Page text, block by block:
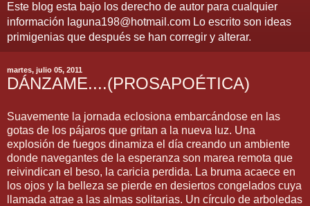
Este blog esta bajo los derecho de autor para cualquier
información laguna198@hotmail.com Lo escrito son ideas
primigenias que después se han corregir y alterar.
martes, julio 05, 2011
DÁNZAME....(PROSAPOÉTICA)
Suavemente la jornada eclosiona embarcándose en las
gotas de los pájaros que gritan a la nueva luz. Una
explosión de fuegos dinamiza el día creando un ambiente
donde navegantes de la esperanza son marea remota que
reivindican el beso, la caricia perdida. La bruma acaece en
los ojos y la belleza se pierde en desiertos congelados cuya
llamada atrae a las almas solitarias. Un círculo de arboledas